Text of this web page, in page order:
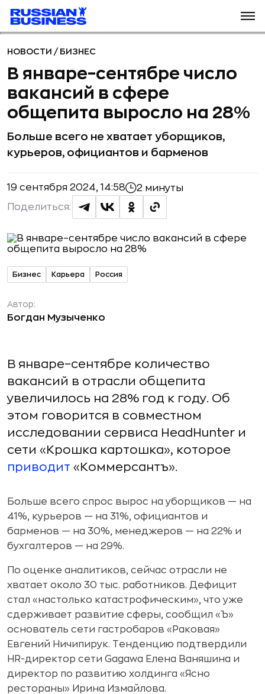
НОВОСТИ / БИЗНЕС
В январе–сентябре число
вакансий в сфере
общепита выросло на 28%
Больше всего не хватает уборщиков,
курьеров, официантов и барменов
19 сентября 2024, 14:58 2 минуты
Поделиться:
Бизнес Карьера Россия
Автор:
Богдан Музыченко
В январе–сентябре количество
вакансий в отрасли общепита
увеличилось на 28% год к году. Об
этом говорится в совместном
исследовании сервиса HeadHunter и
сети «Крошка картошка», которое
приводит «Коммерсантъ».
Больше всего спрос вырос на уборщиков — на
41%, курьеров — на 31%, официантов и
барменов — на 30%, менеджеров — на 22% и
бухгалтеров — на 29%.
По оценке аналитиков, сейчас отрасли не
хватает около 30 тыс. работников. Дефицит
стал «настолько катастрофическим», что уже
сдерживает развитие сферы, сообщил «Ъ»
основатель сети гастробаров «Раковая»
Евгений Ничипирук. Тенденцию подтвердили
HR-директор сети Gagawa Елена Ваняшина и
директор по развитию холдинга «Ясно
рестораны» Ирина Измайлова.